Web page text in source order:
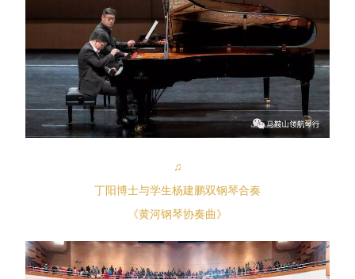
♫
丁阳博士与学生杨建鹏双钢琴合奏
《黄河钢琴协奏曲》